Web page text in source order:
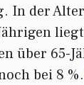
In der
über 65-
bei 8 %.